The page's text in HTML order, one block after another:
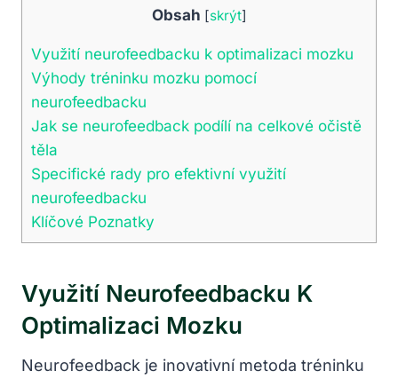
Obsah [skrýt]
Využití​ neurofeedbacku k optimalizaci mozku
Výhody tréninku mozku⁣ pomocí
neurofeedbacku
Jak ‍se ⁣neurofeedback podílí ⁢na celkové očistě‍
těla
Specifické ⁣rady pro⁣ efektivní ⁢využití
neurofeedbacku
Klíčové ‍Poznatky
Využití​ Neurofeedbacku K
Optimalizaci Mozku
Neurofeedback je inovativní metoda tréninku